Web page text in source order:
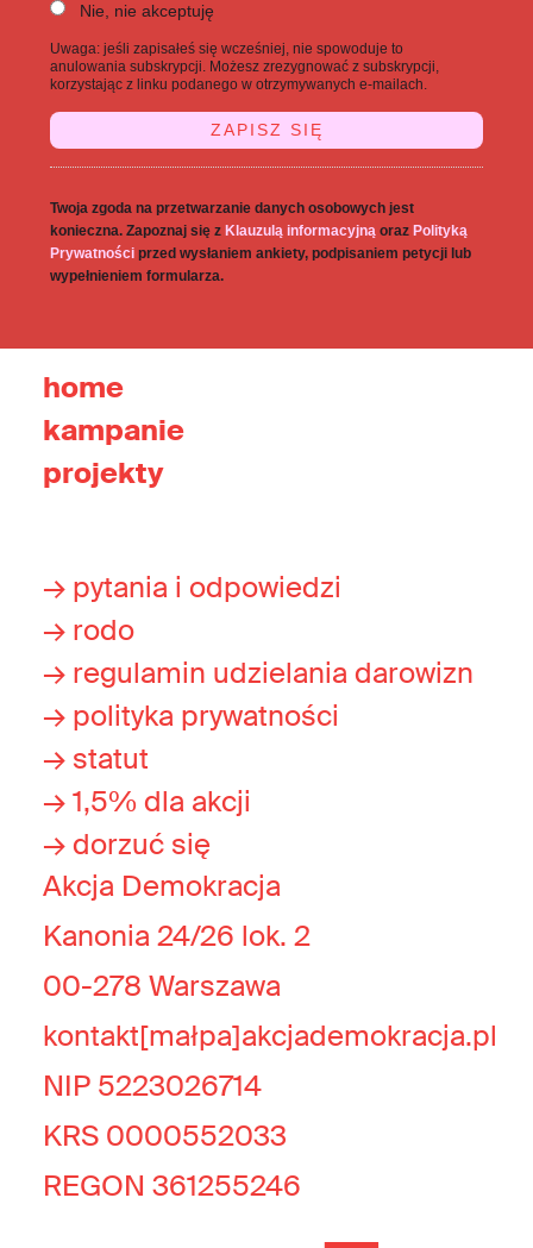
Nie, nie akceptuję
Uwaga: jeśli zapisałeś się wcześniej, nie spowoduje to
anulowania subskrypcji. Możesz zrezygnować z subskrypcji,
korzystając z linku podanego w otrzymywanych e-mailach.
Twoja zgoda na przetwarzanie danych osobowych jest
konieczna. Zapoznaj się z Klauzulą informacyjną oraz Polityką
Prywatności przed wysłaniem ankiety, podpisaniem petycji lub
wypełnieniem formularza.
home
kampanie
projekty
→ pytania i odpowiedzi
→ rodo
→ regulamin udzielania darowizn
→ polityka prywatności
→ statut
→ 1,5% dla akcji
→ dorzuć się
Akcja Demokracja
Kanonia 24/26 lok. 2
00-278 Warszawa
kontakt[małpa]akcjademokracja.pl
NIP 5223026714
KRS 0000552033
REGON 361255246